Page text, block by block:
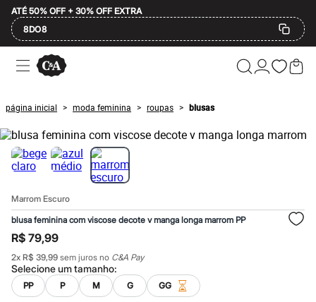
ATÉ 50% OFF + 30% OFF EXTRA
8DO8
Ofertas
Compre por Departamento
Masculino
Infantil
Calçados
Mindse7
Plus Size
Até 20% off
Até 60% off
A partir de 60% off
Feminino
Em alta
Inverno
Alfaiataria
Novidades
Roupas
Blusas e Camisetas
página inicial > moda feminina > roupas > blusas
Marrom Escuro
blusa feminina com viscose decote v manga longa marrom PP
R$ 79,99
2x R$ 39,99 sem juros no C&A Pay
Selecione umtamanho:
PP P M G GG